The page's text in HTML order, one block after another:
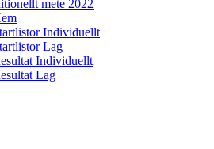
mete 2022
Individuellt
Lag
Individuellt
Lag